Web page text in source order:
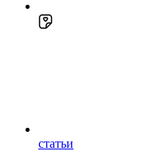
статьи